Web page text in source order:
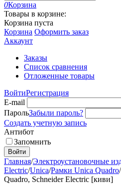
0Корзина
Товары в корзине:
Корзина пуста
Корзина Оформить заказ
Аккаунт
Заказы
Список сравнения
Отложенные товары
ВойтиРегистрация
E-mail
ПарольЗабыли пароль?
Создать учетную запись
Антибот
Запомнить
Войти
Главная/Электроустановочные
Electric/Unica/Рамки Unica Quadro/
Quadro, Schneider Electric [киви]